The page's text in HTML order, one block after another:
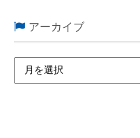
アーカイブ